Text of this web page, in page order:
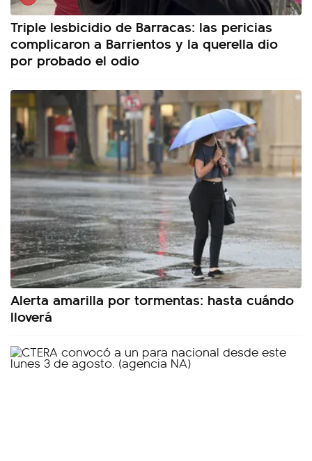
Triple lesbicidio de Barracas: las pericias
complicaron a Barrientos y la querella dio
por probado el odio
Alerta amarilla por tormentas: hasta cuándo
lloverá